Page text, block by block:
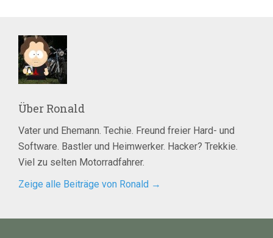
Über Ronald
Vater und Ehemann. Techie. Freund freier Hard- und
Software. Bastler und Heimwerker. Hacker? Trekkie.
Viel zu selten Motorradfahrer.
Zeige alle Beiträge von Ronald →